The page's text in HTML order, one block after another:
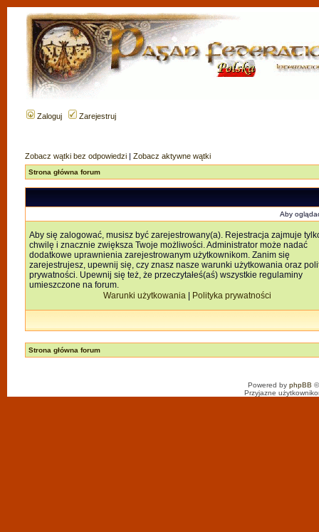
Zaloguj Zarejestruj
Zobacz wątki bez odpowiedzi | Zobacz aktywne wątki
Strona główna forum
Aby
Aby się zalogować, musisz być zarejestrowany(a). Rejestracja zajmuje
chwilę i znacznie zwiększa Twoje możliwości. Administrator może nadać
dodatkowe uprawnienia zarejestrowanym użytkownikom. Zanim się
zarejestrujesz, upewnij się, czy znasz nasze warunki użytkowania oraz
prywatności. Upewnij się też, że przeczytałeś(aś) wszystkie regulaminy
umieszczone na forum.
Warunki użytkowania| Polityka prywatności
Strona główna forum
Powered by phpBB
Przyjazne